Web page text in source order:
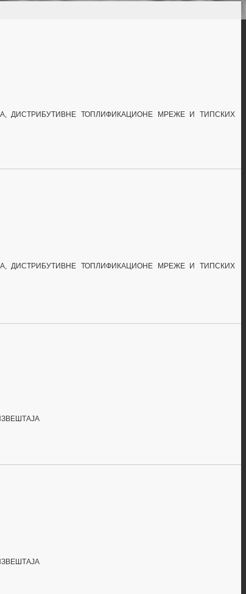
ДИСТРИБУТИВНЕ ТОПЛИФИКАЦИОНЕ МРЕЖЕ ИТИПСКИХ
ДИСТРИБУТИВНЕ ТОПЛИФИКАЦИОНЕ МРЕЖЕ ИТИПСКИХ